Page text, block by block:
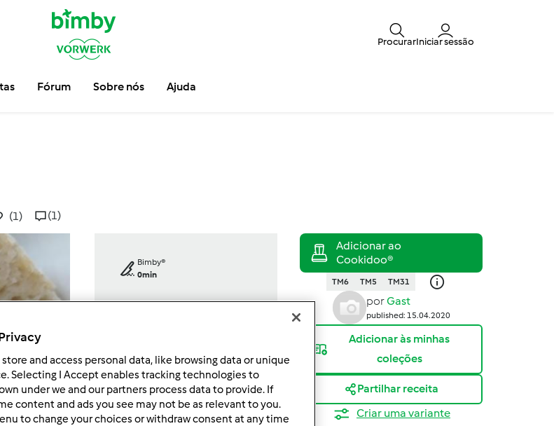
ProcurarIniciar sessão
Fórum Sobre nós Ajuda
(1) (1)
Bimby®
0min
dose/s
----
TM6 TM5 TM31
porGast
published: 15.04.2020
Adicionar às minhas
coleções
Partilhar receita
Criar uma variante
and access personal data, like browsing data or unique
Selecting I Accept enables tracking technologies to
under we and our partners process data to provide. If
content and ads you see may not be as relevant to you.
to change your choices or withdraw consent at any time